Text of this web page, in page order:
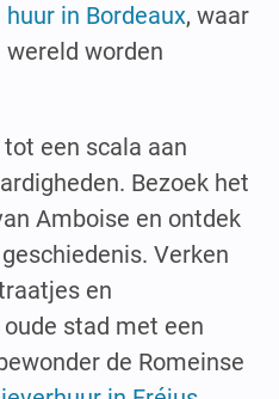
huur in Bordeaux, waar
worden
een scala aan
Bezoek het
Amboise en ontdek
Verken
en
stad met een
de Romeinse